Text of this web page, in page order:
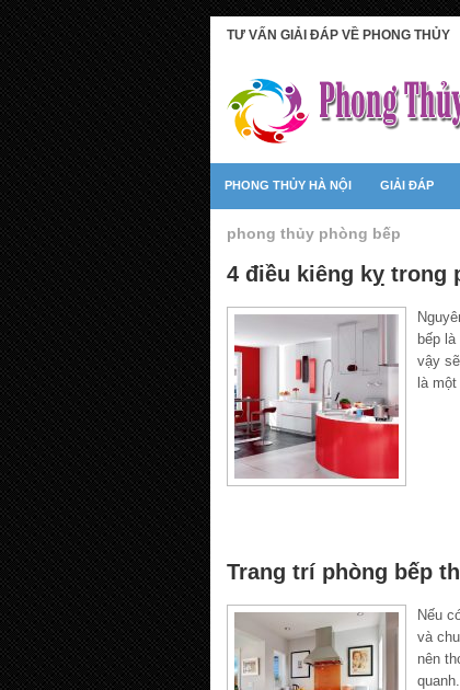
TƯ VẤN GIẢI ĐÁP VỀ PHONG THỦY
PHONG THỦY HÀ NỘI GIẢI ĐÁP
phong thủy phòng bếp
4 điều kiêng kỵ trong
bếp
vậy
là
Trang trí phòng bếp
Nếu
và
nên